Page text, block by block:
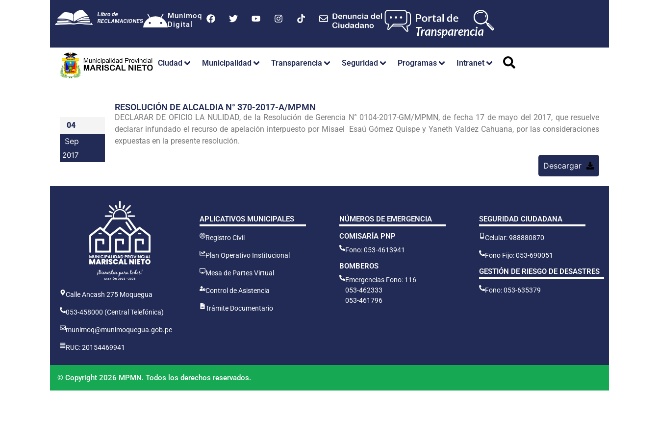
Munimoq
Digital
Ciudad Municipalidad Transparencia Seguridad Programas Intranet
04
Sep
2017
RESOLUCIÓN DE ALCALDIA N° 370-2017-A/MPMN
DECLARAR DE OFICIO LA NULIDAD, de la Resolución de Gerencia N° 0104-2017-GM/MPMN, de fecha 17 de mayo del 2017, que resuelve
declarar infundado el recurso de apelación interpuesto por Misael Esaú Gómez Quispe y Yaneth Valdez Cahuana, por las consideraciones
expuestas en la presente resolución.
Descargar
Calle Ancash 275 Moquegua
053-458000 (Central Telefónica)
munimoq@munimoquegua.gob.pe
RUC: 20154469941
APLICATIVOS MUNICIPALES
Registro Civil
Plan Operativo Institucional
Mesa de Partes Virtual
Control de Asistencia
Trámite Documentario
NÚMEROS DE EMERGENCIA
COMISARÍA PNP
Fono: 053-4613941
BOMBEROS
Emergencias Fono: 116
053-462333
053-461796
SEGURIDAD CIUDADANA
Celular: 988880870
Fono Fijo: 053-690051
GESTIÓN DE RIESGO DE DESASTRES
Fono: 053-635379
© Copyright 2026 MPMN. Todos los derechos reservados.